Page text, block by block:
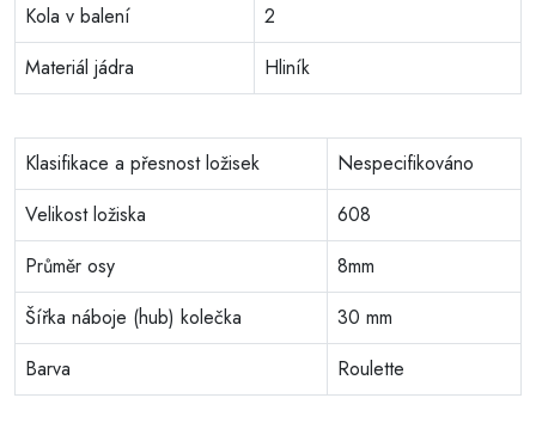
Kola v balení
2
Materiál jádra
Hliník
Klasifikace a přesnost ložisek
Nespecifikováno
Velikost ložiska
608
Průměr osy
8mm
Šířka náboje (hub) kolečka
30 mm
Barva
Roulette